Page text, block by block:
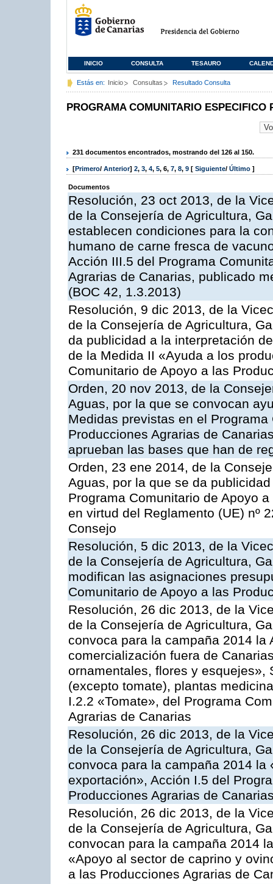
INICIO CONSULTA TESAURO
Estás en: Inicio Consultas Resultado Consulta
PROGRAMA COMUNITARIO ESPECIFICO
231 documentos encontrados, mostrando del 126 al 150.
[Primero/ Anterior] 2, 3, 4, 5, 6, 7, 8, 9 [ Siguiente/ Último ]
Documentos
Resolución, 23 oct 2013, de la
de la Consejería de Agricultura,
establecen condiciones para la
humano de carne fresca de
Acción III.5 del Programa
Agrarias de Canarias, publicado
(BOC 42, 1.3.2013)
Resolución, 9 dic 2013, de la
de la Consejería de Agricultura,
da publicidad a la interpretación
de la Medida II «Ayuda a los
Comunitario de Apoyo a las
Orden, 20 nov 2013, de la
Aguas, por la que se convocan
Medidas previstas en el
Producciones Agrarias de
aprueban las bases que han de
Orden, 23 ene 2014, de la
Aguas, por la que se da
Programa Comunitario de Apoyo
en virtud del Reglamento (UE) nº
Consejo
Resolución, 5 dic 2013, de la
de la Consejería de Agricultura,
modifican las asignaciones
Comunitario de Apoyo a las
Resolución, 26 dic 2013, de la
de la Consejería de Agricultura,
convoca para la campaña 2014 la
comercialización fuera de
ornamentales, flores y esquejes»,
(excepto tomate), plantas
I.2.2 «Tomate», del Programa
Agrarias de Canarias
Resolución, 26 dic 2013, de la
de la Consejería de Agricultura,
convoca para la campaña 2014
exportación», Acción I.5 del
Producciones Agrarias de
Resolución, 26 dic 2013, de la
de la Consejería de Agricultura,
convocan para la campaña 2014
«Apoyo al sector de caprino y
a las Producciones Agrarias de